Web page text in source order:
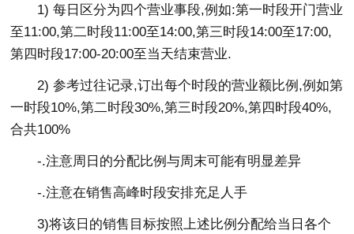
1) 每日区分为四个营业事段,例如:第一时段开门营业
至11:00,第二时段11:00至14:00,第三时段14:00至17:00,
第四时段17:00-20:00至当天结束营业.
2) 参考过往记录,订出每个时段的营业额比例,例如第
一时段10%,第二时段30%,第三时段20%,第四时段40%,
合共100%
-.注意周日的分配比例与周末可能有明显差异
-.注意在销售高峰时段安排充足人手
3)将该日的销售目标按照上述比例分配给当日各个